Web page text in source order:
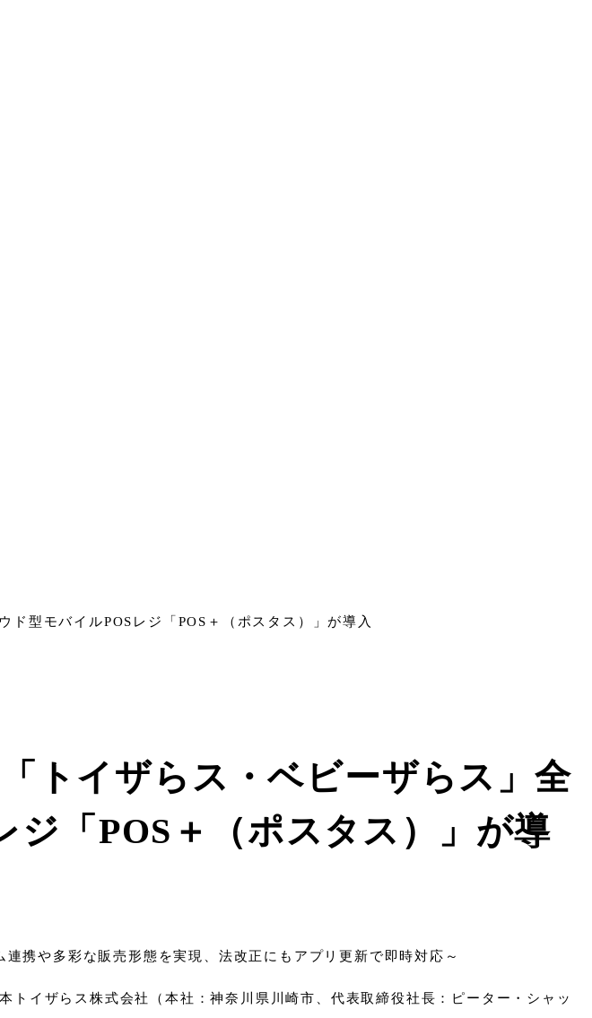
型モバイルPOSレジ「POS＋（ポスタス）」が導入
トイザらス・ベビーザらス」全
ジ「POS＋（ポスタス）」が導
携や多彩な販売形態を実現、法改正にもアプリ更新で即時対応～
イザらス株式会社（本社：神奈川県川崎市、代表取締役社長：ピーター・シャッ